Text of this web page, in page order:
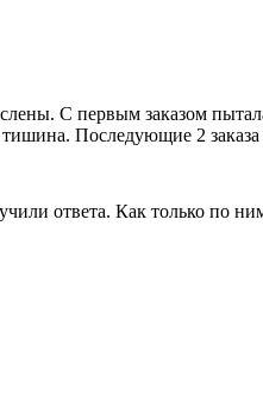
С первым заказом
тишина. Последующие 2
ответа. Как только по